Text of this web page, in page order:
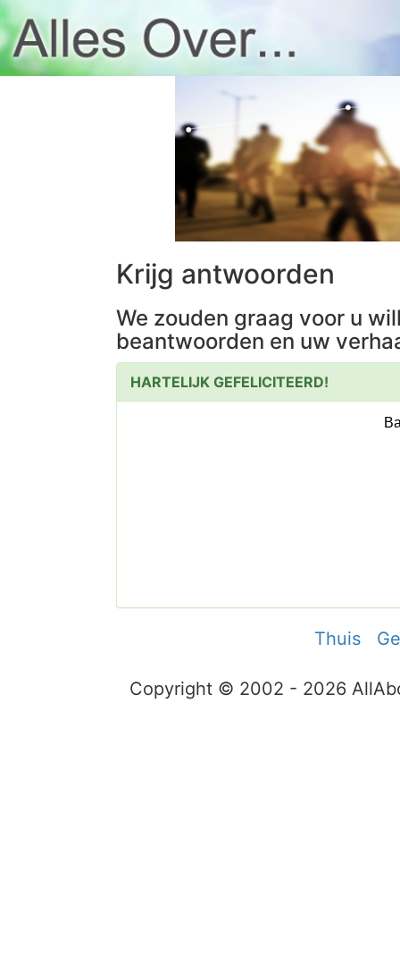
Krijg antwoorden
We zouden graag voor u
beantwoorden en uw
HARTELIJK GEFELICITEERD!
Thuis
Copyright © 2002 - 2026